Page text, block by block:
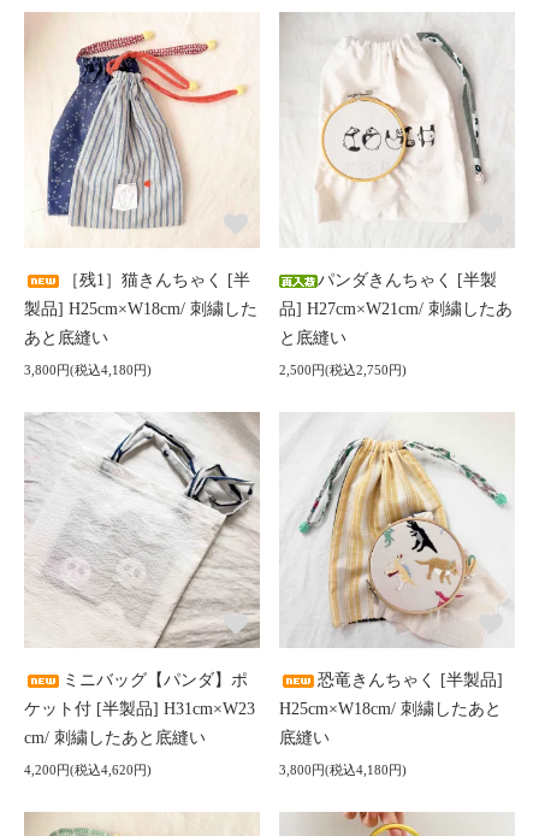
［残1］猫きんちゃく [半
製品] H25cm×W18cm/ 刺繍した
あと底縫い
3,800円(税込4,180円)
パンダきんちゃく [半製
品] H27cm×W21cm/ 刺繍したあ
と底縫い
2,500円(税込2,750円)
ミニバッグ【パンダ】ポ
ケット付 [半製品] H31cm×W23
cm/ 刺繍したあと底縫い
4,200円(税込4,620円)
恐竜きんちゃく [半製品]
H25cm×W18cm/ 刺繍したあと
底縫い
3,800円(税込4,180円)